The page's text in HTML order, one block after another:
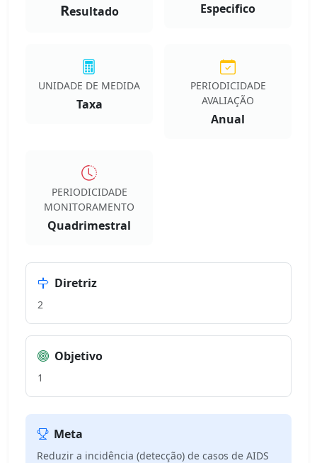
Resultado Especifico
UNIDADE DE MEDIDA
Taxa
PERIODICIDADE
AVALIAÇÃO
Anual
PERIODICIDADE
MONITORAMENTO
Quadrimestral
Diretriz
2
Objetivo
1
Meta
Reduzir a incidência (detecção) de casos de AIDS